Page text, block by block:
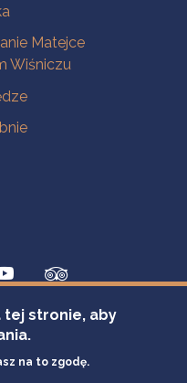
Matejce
Wiśniczu
tej stronie, aby
na to zgodę.